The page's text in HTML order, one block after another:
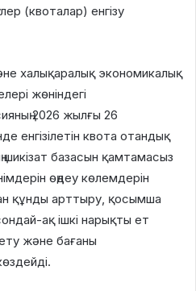
(квоталар) енгізу
халықаралық экономикалық
жөніндегі
2026 жылғы 26
енгізілетін квота отандық
шикізат базасын қамтамасыз
өңдеу көлемдерін
құнды арттыру, қосымша
ақ ішкі нарықты ет
және бағаны